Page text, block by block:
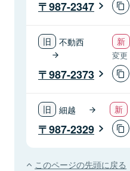
987-2347
不動西
変更
987-2373
細越
987-2329
このページの先頭に戻る